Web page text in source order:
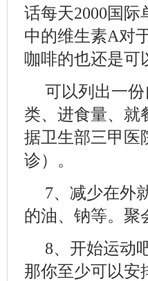
话每天2000国
中的维生素A对
咖啡的也还是可
可以列出一
类、进食量、就
据卫生部三甲医
诊）。
7、减少在外
的油、钠等。聚
8、开始运动
那你至少可以安